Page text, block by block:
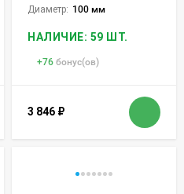
Диаметр: 100 мм
НАЛИЧИЕ: 59 ШТ.
+76 бонус(ов)
3 846 ₽